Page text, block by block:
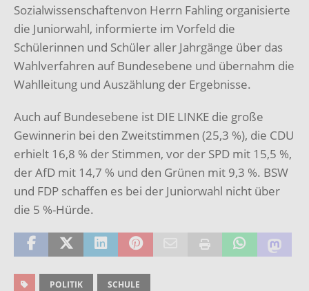
Sozialwissenschaftenvon Herrn Fahling organisierte
die Juniorwahl, informierte im Vorfeld die
Schülerinnen und Schüler aller Jahrgänge über das
Wahlverfahren auf Bundesebene und übernahm die
Wahlleitung und Auszählung der Ergebnisse.
Auch auf Bundesebene ist DIE LINKE die große
Gewinnerin bei den Zweitstimmen (25,3 %), die CDU
erhielt 16,8 % der Stimmen, vor der SPD mit 15,5 %,
der AfD mit 14,7 % und den Grünen mit 9,3 %. BSW
und FDP schaffen es bei der Juniorwahl nicht über
die 5 %-Hürde.
POLITIK SCHULE